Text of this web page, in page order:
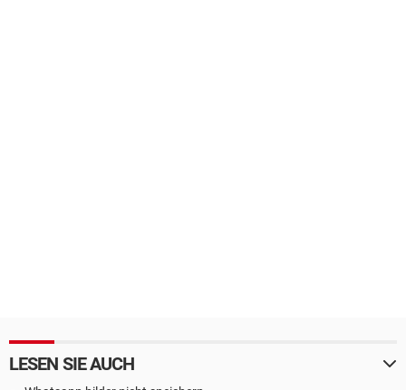
LESEN SIE AUCH